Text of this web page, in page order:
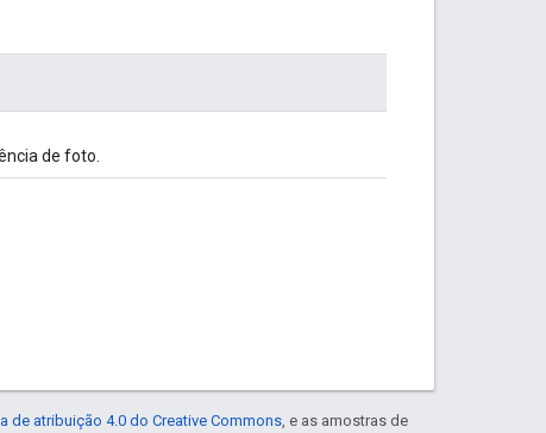
de foto.
de atribuição 4.0 do Creative Commons , e as amostras de